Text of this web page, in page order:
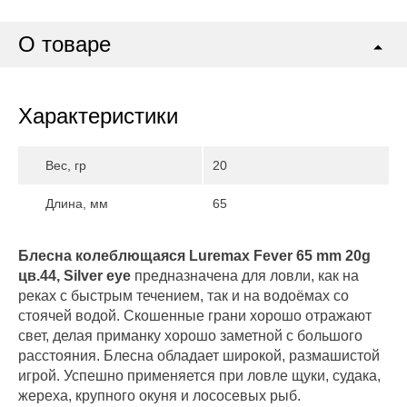
О товаре
Характеристики
Вес, гр 20
Длина, мм 65
Блесна колеблющаяся Luremax Fever 65 mm 20g
цв.44, Silver eye предназначена для ловли, как на
реках с быстрым течением, так и на водоёмах со
стоячей водой. Скошенные грани хорошо отражают
свет, делая приманку хорошо заметной с большого
расстояния. Блесна обладает широкой, размашистой
игрой. Успешно применяется при ловле щуки, судака,
жереха, крупного окуня и лососевых рыб.